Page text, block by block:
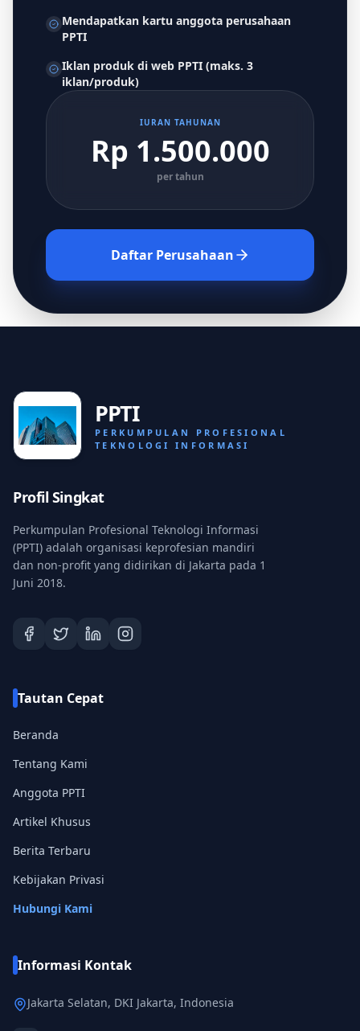
Mendapatkan kartu anggota perusahaan
PPTI
Iklan produk di web PPTI (maks. 3
iklan/produk)
IURAN TAHUNAN
Rp 1.500.000
per tahun
Daftar Perusahaan
PPTI
PERKUMPULAN PROFESIONAL
TEKNOLOGI INFORMASI
Profil Singkat
Perkumpulan Profesional Teknologi Informasi
(PPTI) adalah organisasi keprofesian mandiri
dan non-profit yang didirikan di Jakarta pada 1
Juni 2018.
Tautan Cepat
Beranda
Tentang Kami
Anggota PPTI
Artikel Khusus
Berita Terbaru
Kebijakan Privasi
Hubungi Kami
Informasi Kontak
Jakarta Selatan, DKI Jakarta, Indonesia